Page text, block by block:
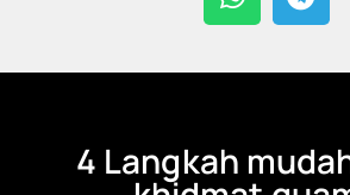
4 Langkah